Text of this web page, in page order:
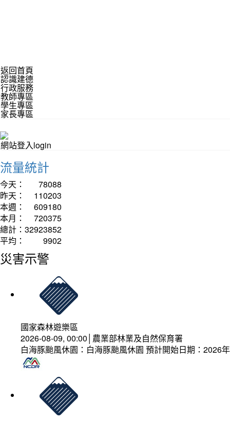
返回首頁
認識建德
行政服務
教師專區
學生專區
家長專區
網站登入login
流量統計
今天：
78088
昨天：
110203
本週：
609180
本月：
720375
總計： 32923852
平均：
9902
災害示警
國家森林遊樂區
2026-08-09, 00:00│農業部林業及自然保育署
白海豚颱風休園：白海豚颱風休園 預計開始日期：2026